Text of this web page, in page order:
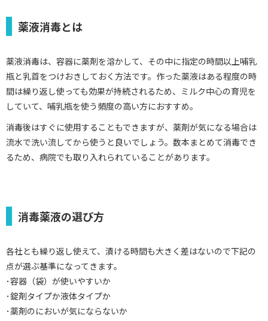
薬液消毒とは
薬液消毒は、容器に薬剤を溶かして、その中に指定の時間以上哺乳
瓶と乳首をつけおきしておく方法です。作った薬液はある程度の時
間は繰り返し使っても効果が持続されるため、ミルク中心の育児を
していて、哺乳瓶を使う頻度の高い方におすすめ。
消毒後はすぐに使用することもできますが、薬剤が気になる場合は
流水で洗い流してから使うと良いでしょう。数本まとめて消毒でき
るため、病院でも取り入れられていることがあります。
消毒薬液の選び方
各社とも繰り返し使えて、漬ける時間も大きく差はないので下記の
点が選ぶ基準になってきます。
･容器（袋）が使いやすいか
･錠剤タイプか液体タイプか
･薬剤のにおいが気にならないか